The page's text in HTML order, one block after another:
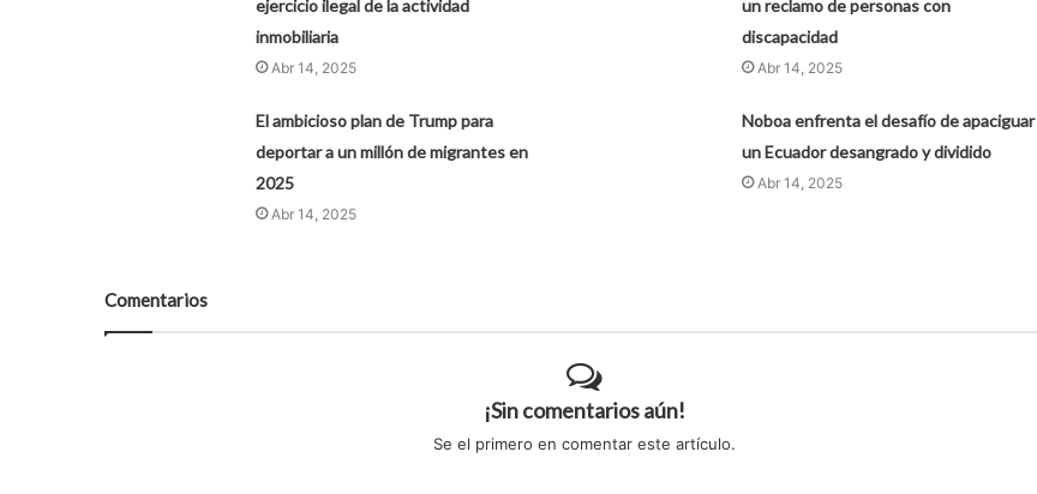
ejercicio ilegal de la actividad
inmobiliaria
Abr 14, 2025
un reclamo de personas con
discapacidad
Abr 14, 2025
El ambicioso plan de Trump para
deportar a un millón de migrantes en
2025
Abr 14, 2025
Noboa enfrenta el desafío de apaciguar
un Ecuador desangrado y dividido
Abr 14, 2025
Comentarios
¡Sin comentarios aún!
Se el primero en comentar este artículo.